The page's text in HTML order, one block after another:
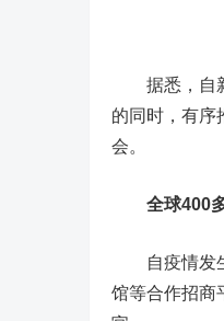
据悉，自新
的同时，有序
会。
全球400多
自疫情发生
馆等合作招商